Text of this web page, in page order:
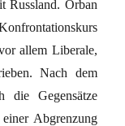
Russland. Orban
allem Liberale,
Nach dem
die Gegensätze
Abgrenzung